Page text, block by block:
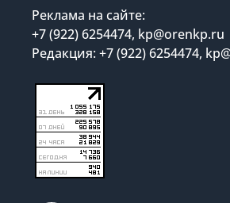
Реклама на сайте:
+7 (922) 6254474, kp@orenkp.ru
Редакция: +7 (922) 6254474,